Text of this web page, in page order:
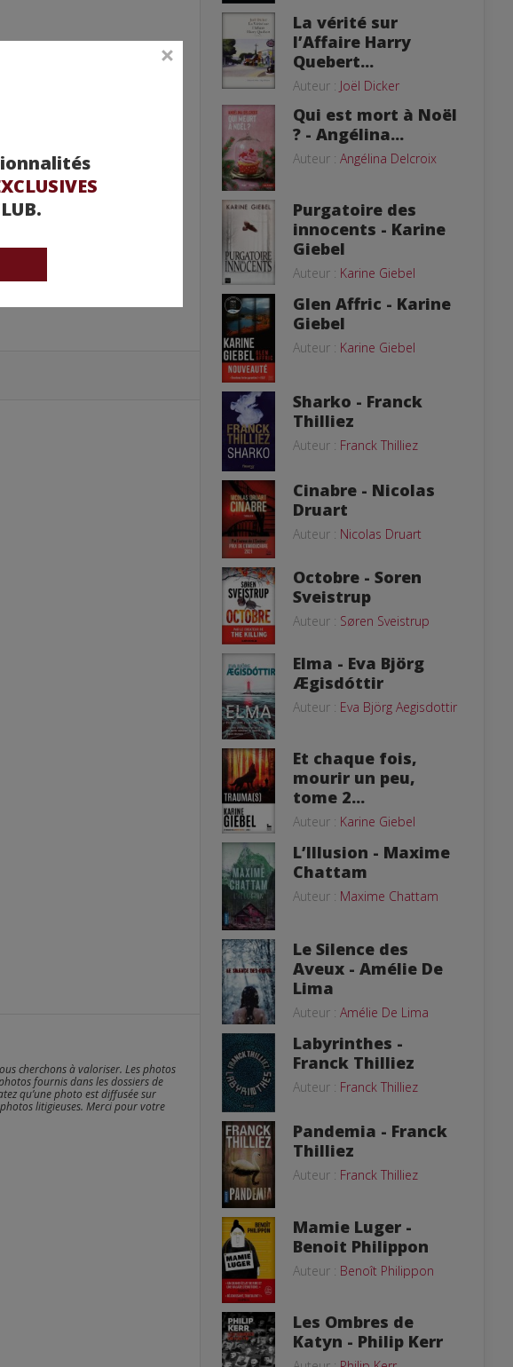
cherchons à valoriser. Les photos
fournis dans les dossiers de
qu’une photo est diffusée sur
litigieuses. Merci pour votre
La vérité sur
l’Affaire Harry
Quebert...
Auteur : Joël Dicker
Qui est mort à Noël
? - Angélina...
Auteur : Angélina Delcroix
Purgatoire des
innocents - Karine
Giebel
Auteur : Karine Giebel
Glen Affric - Karine
Giebel
Auteur : Karine Giebel
Sharko - Franck
Thilliez
Auteur : Franck Thilliez
Cinabre - Nicolas
Druart
Auteur : Nicolas Druart
Octobre - Soren
Sveistrup
Auteur : Søren Sveistrup
Elma - Eva Björg
Ægisdóttir
Auteur : Eva Björg Aegisdottir
Et chaque fois,
mourir un peu,
tome 2...
Auteur : Karine Giebel
L’Illusion - Maxime
Chattam
Auteur : Maxime Chattam
Le Silence des
Aveux - Amélie De
Lima
Auteur : Amélie De Lima
Labyrinthes -
Franck Thilliez
Auteur : Franck Thilliez
Pandemia - Franck
Thilliez
Auteur : Franck Thilliez
Mamie Luger -
Benoit Philippon
Auteur : Benoît Philippon
Les Ombres de
Katyn - Philip Kerr